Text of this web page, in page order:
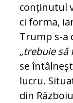
conținutul
ci forma,
Trump s-a
„trebuie să
se
lucru.
din